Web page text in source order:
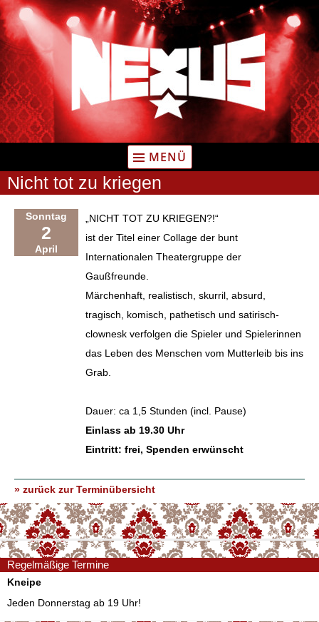
Zum
Inhalt
springen
MENÜ
Nicht tot zu kriegen
Sonntag
2
April
„NICHT TOT ZU KRIEGEN?!“
ist der Titel einer Collage der bunt
Internationalen Theatergruppe der
Gaußfreunde.
Märchenhaft, realistisch, skurril, absurd,
tragisch, komisch, pathetisch und satirisch-
clownesk verfolgen die Spieler und Spielerinnen
das Leben des Menschen vom Mutterleib bis ins
Grab.
Dauer: ca 1,5 Stunden (incl. Pause)
Einlass ab 19.30 Uhr
Eintritt: frei, Spenden erwünscht
» zurück zur Terminübersicht
Regelmäßige Termine
Kneipe
Jeden Donnerstag ab 19 Uhr!